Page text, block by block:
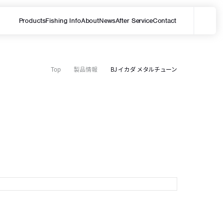
ProductsFishing InfoAboutNewsAfter ServiceContact
サイト内を検索する
Top 製品情報 BJ イカダ メタルチューン